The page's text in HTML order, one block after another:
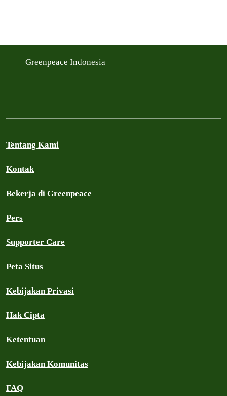
Greenpeace Indonesia
Tentang Kami
Kontak
Bekerja di Greenpeace
Pers
Supporter Care
Peta Situs
Kebijakan Privasi
Hak Cipta
Ketentuan
Kebijakan Komunitas
FAQ